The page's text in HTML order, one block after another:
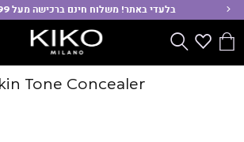
בלעדי באתר! משלוח חינם ברכישה מעל 199 ש"ח >>
הסל
Wishlistחפש
Tone Concealer